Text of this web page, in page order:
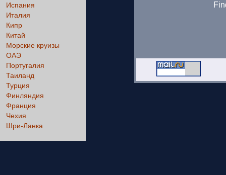
Испания
Италия
Кипр
Китай
Морские круизы
ОАЭ
Португалия
Таиланд
Турция
Финляндия
Франция
Чехия
Шри-Ланка